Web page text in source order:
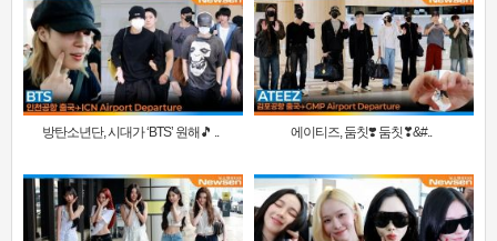
방탄소년단, 시대가 ‘BTS’ 원해🎵 .. 에이티즈, 둠칫❣️ 둠칫❣&#..